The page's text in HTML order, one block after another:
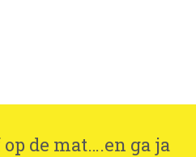
de mat….en ga ja